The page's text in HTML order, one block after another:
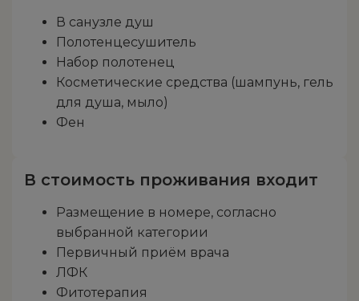
В санузле душ
Полотенцесушитель
Набор полотенец
Косметические средства (шампунь, гель
для душа, мыло)
Фен
В стоимость проживания входит
Размещение в номере, согласно
выбранной категории
Первичный приём врача
ЛФК
Фитотерапия